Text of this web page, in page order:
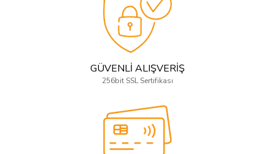
GÜVENLİ ALIŞVERİŞ
256bit SSL Sertifikası